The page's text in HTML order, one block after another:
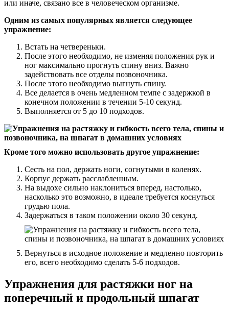
или иначе, связано все в человеческом организме.
Одним из самых популярных является следующее
упражнение:
Встать на четвереньки.
После этого необходимо, не изменяя положения рук и
ног максимально прогнуть спину вниз. Важно
задействовать все отделы позвоночника.
После этого необходимо выгнуть спину.
Все делается в очень медленном темпе с задержкой в
конечном положении в течении 5-10 секунд.
Выполняется от 5 до 10 подходов.
Кроме того можно использовать другое упражнение:
Сесть на пол, держать ноги, согнутыми в коленях.
Корпус держать расслабленным.
На выдохе сильно наклониться вперед, настолько,
насколько это возможно, в идеале требуется коснуться
грудью пола.
Задержаться в таком положении около 30 секунд.
Вернуться в исходное положение и медленно повторить
его, всего необходимо сделать 5-6 подходов.
Упражнения для растяжки ног на
поперечный и продольный шпагат